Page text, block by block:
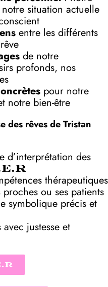
situation actuelle
entre les différents
de notre
profonds, nos
pour notre
notre bien-être
des rêves de Tristan
d’interprétation des
thérapeutiques
ou ses patients
symbolique précis et
justesse et